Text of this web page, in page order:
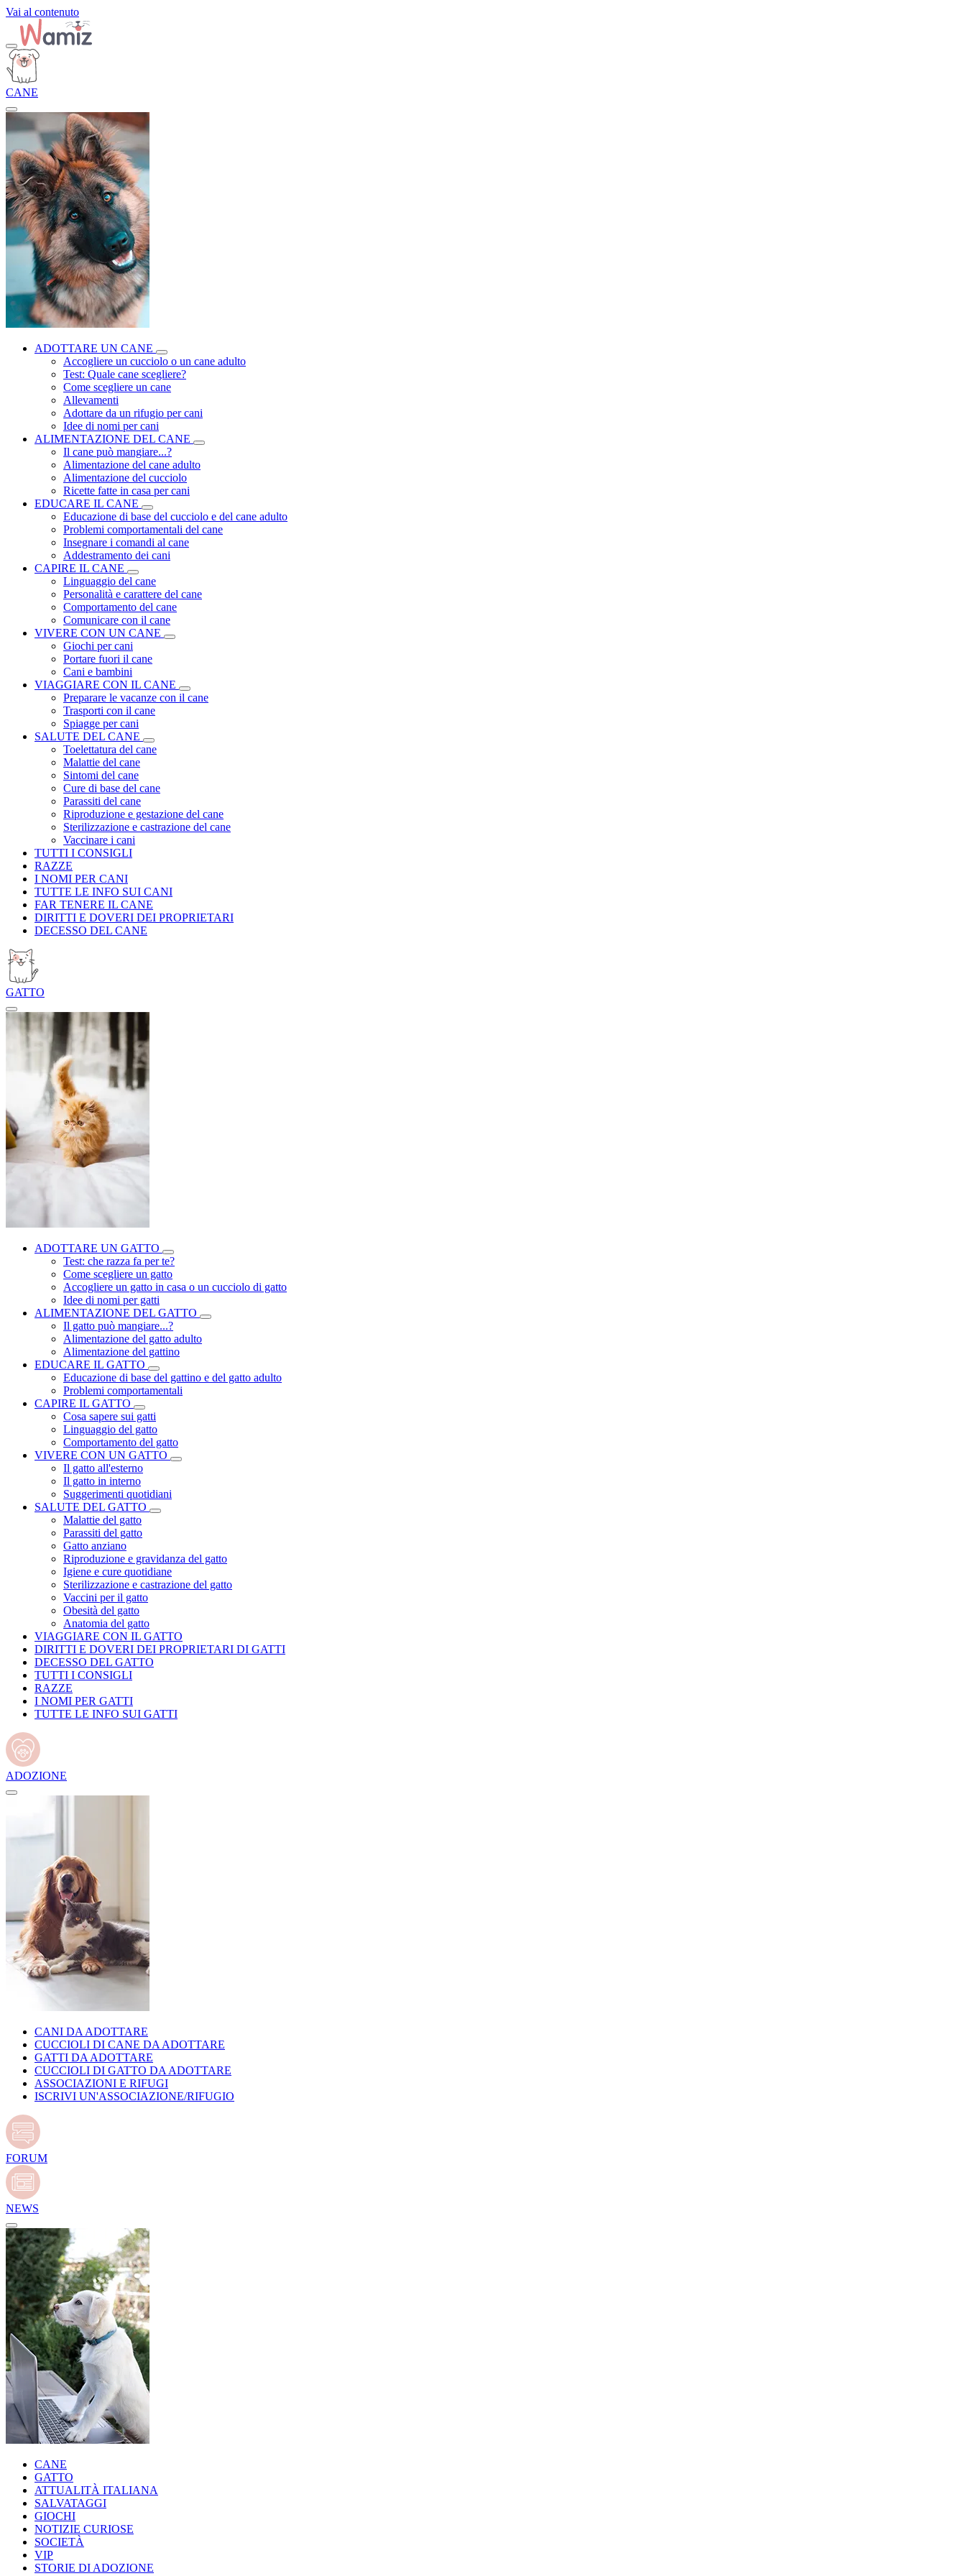
Vai al contenuto
CANE
ADOTTARE UN CANE
Accogliere un cucciolo o un cane adulto
Test: Quale cane scegliere?
Come scegliere un cane
Allevamenti
Adottare da un rifugio per cani
Idee di nomi per cani
ALIMENTAZIONE DEL CANE
Il cane può mangiare...?
Alimentazione del cane adulto
Alimentazione del cucciolo
Ricette fatte in casa per cani
EDUCARE IL CANE
Educazione di base del cucciolo e del cane adulto
Problemi comportamentali del cane
Insegnare i comandi al cane
Addestramento dei cani
CAPIRE IL CANE
Linguaggio del cane
Personalità e carattere del cane
Comportamento del cane
Comunicare con il cane
VIVERE CON UN CANE
Giochi per cani
Portare fuori il cane
Cani e bambini
VIAGGIARE CON IL CANE
Preparare le vacanze con il cane
Trasporti con il cane
Spiagge per cani
SALUTE DEL CANE
Toelettatura del cane
Malattie del cane
Sintomi del cane
Cure di base del cane
Parassiti del cane
Riproduzione e gestazione del cane
Sterilizzazione e castrazione del cane
Vaccinare i cani
TUTTI I CONSIGLI
RAZZE
I NOMI PER CANI
TUTTE LE INFO SUI CANI
FAR TENERE IL CANE
DIRITTI E DOVERI DEI PROPRIETARI
DECESSO DEL CANE
GATTO
ADOTTARE UN GATTO
Test: che razza fa per te?
Come scegliere un gatto
Accogliere un gatto in casa o un cucciolo di gatto
Idee di nomi per gatti
ALIMENTAZIONE DEL GATTO
Il gatto può mangiare...?
Alimentazione del gatto adulto
Alimentazione del gattino
EDUCARE IL GATTO
Educazione di base del gattino e del gatto adulto
Problemi comportamentali
CAPIRE IL GATTO
Cosa sapere sui gatti
Linguaggio del gatto
Comportamento del gatto
VIVERE CON UN GATTO
Il gatto all'esterno
Il gatto in interno
Suggerimenti quotidiani
SALUTE DEL GATTO
Malattie del gatto
Parassiti del gatto
Gatto anziano
Riproduzione e gravidanza del gatto
Igiene e cure quotidiane
Sterilizzazione e castrazione del gatto
Vaccini per il gatto
Obesità del gatto
Anatomia del gatto
VIAGGIARE CON IL GATTO
DIRITTI E DOVERI DEI PROPRIETARI DI GATTI
DECESSO DEL GATTO
TUTTI I CONSIGLI
RAZZE
I NOMI PER GATTI
TUTTE LE INFO SUI GATTI
ADOZIONE
CANI DA ADOTTARE
CUCCIOLI DI CANE DA ADOTTARE
GATTI DA ADOTTARE
CUCCIOLI DI GATTO DA ADOTTARE
ASSOCIAZIONI E RIFUGI
ISCRIVI UN'ASSOCIAZIONE/RIFUGIO
FORUM
NEWS
CANE
GATTO
ATTUALITÀ ITALIANA
SALVATAGGI
GIOCHI
NOTIZIE CURIOSE
SOCIETÀ
VIP
STORIE DI ADOZIONE